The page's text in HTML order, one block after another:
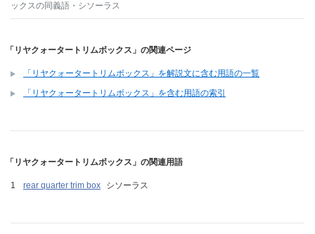
ックスの同義語・シソーラス
「リヤクォータートリムボックス」の関連ページ
「リヤクォータートリムボックス」を解説文に含む用語の一覧
「リヤクォータートリムボックス」を含む用語の索引
「リヤクォータートリムボックス」の関連用語
rear quarter trim box シソーラス